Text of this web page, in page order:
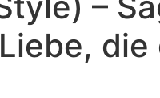
die